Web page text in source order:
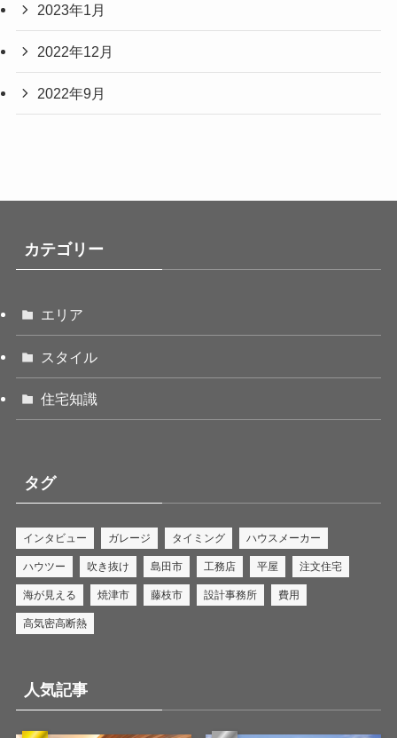
2023年1月
2022年12月
2022年9月
カテゴリー
エリア
スタイル
住宅知識
タグ
インタビュー ガレージ タイミング ハウスメーカー
ハウツー 吹き抜け 島田市 工務店 平屋 注文住宅
海が見える 焼津市 藤枝市 設計事務所 費用
高気密高断熱
人気記事